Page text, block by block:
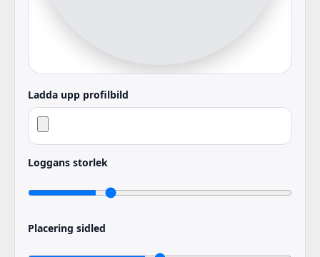
Ladda upp profilbild
Loggans storlek
Placering sidled